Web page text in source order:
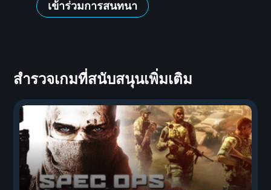
เข้าร่วมการสนทนา
สำรวจเกมที่สนับสนุนเพิ่มเติม